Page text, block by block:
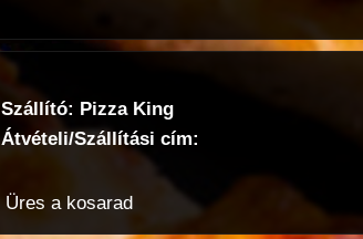
Szállító: Pizza King
Átvételi/Szállítási cím:
Üres a kosarad